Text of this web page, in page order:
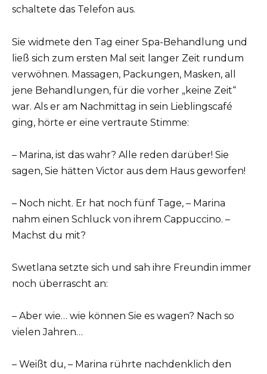
schaltete das Telefon aus.
Sie widmete den Tag einer Spa-Behandlung und
ließ sich zum ersten Mal seit langer Zeit rundum
verwöhnen. Massagen, Packungen, Masken, all
jene Behandlungen, für die vorher „keine Zeit“
war. Als er am Nachmittag in sein Lieblingscafé
ging, hörte er eine vertraute Stimme:
– Marina, ist das wahr? Alle reden darüber! Sie
sagen, Sie hätten Victor aus dem Haus geworfen!
– Noch nicht. Er hat noch fünf Tage, – Marina
nahm einen Schluck von ihrem Cappuccino. –
Machst du mit?
Swetlana setzte sich und sah ihre Freundin immer
noch überrascht an:
– Aber wie… wie können Sie es wagen? Nach so
vielen Jahren…
– Weißt du, – Marina rührte nachdenklich den